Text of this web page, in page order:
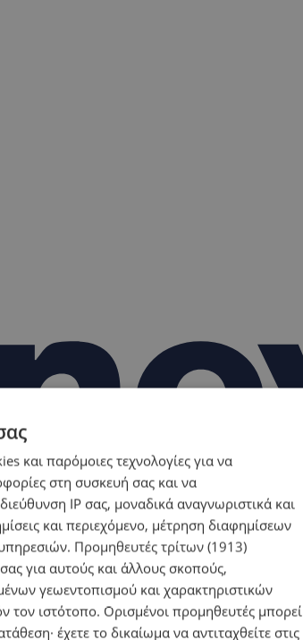
και παρόμοιες τεχνολογίες για να
στη συσκευή σας και να
IP σας, μοναδικά αναγνωριστικά και
και περιεχόμενο, μέτρηση διαφημίσεων
Προμηθευτές τρίτων (1913)
για αυτούς και άλλους σκοπούς,
γεωεντοπισμού και χαρακτηριστικών
τον ιστότοπο. Ορισμένοι προμηθευτές μπορεί
έχετε το δικαίωμα να αντιταχθείτε στις